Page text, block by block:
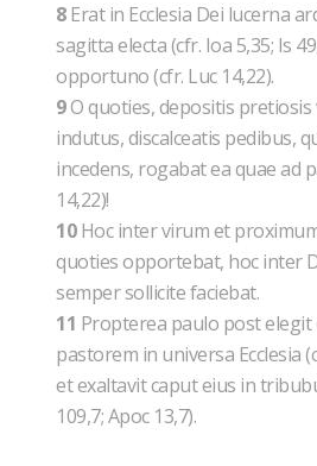
8Erat in Ecclesia Dei lucerna
sagitta electa (cfr. Ioa 5,35; Is
opportuno (cfr. Luc 14,22).
9O quoties, depositis pretiosis
indutus, discalceatis pedibus,
incedens, rogabat ea quae ad
14,22)!
10Hoc inter virum et
quoties opportebat, hoc inter
semper sollicite faciebat.
11 Propterea paulo post elegit
pastorem in universa Ecclesia
et exaltavit caput eius in
109,7; Apoc 13,7).